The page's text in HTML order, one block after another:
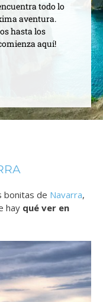
todo lo
aventura.
hasta los
aquí!
bonitas de Navarra,
hay qué ver en